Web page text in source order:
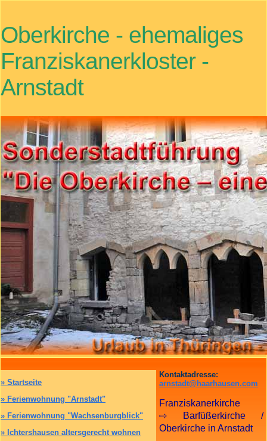
Oberkirche - ehemaliges
Franziskanerkloster -
Arnstadt
» Startseite
» Ferienwohnung "Arnstadt"
» Ferienwohnung "Wachsenburgblick"
» Ichtershausen altersgerecht wohnen
Kontaktadresse:
arnstadt@haarhausen.com
Franziskanerkirche
⇨ Barfüßerkirche /
Oberkirche in Arnstadt